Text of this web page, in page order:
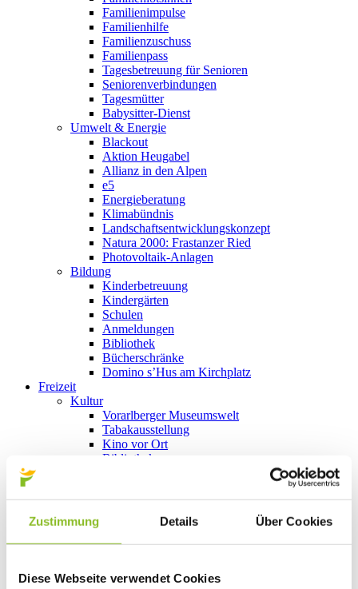
Zustimmung Details Über Cookies
Diese Webseite verwendet Cookies
Familienimpulse
Familienhilfe
Familienzuschuss
Familienpass
Tagesbetreuung für Senioren
Seniorenverbindungen
Tagesmütter
Babysitter-Dienst
Umwelt & Energie
Blackout
Aktion Heugabel
Allianz in den Alpen
e5
Energieberatung
Klimabündnis
Landschaftsentwicklungskonzept
Natura 2000: Frastanzer Ried
Photovoltaik-Anlagen
Bildung
Kinderbetreuung
Kindergärten
Schulen
Anmeldungen
Bibliothek
Bücherschränke
Domino s’Hus am Kirchplatz
Freizeit
Kultur
Vorarlberger Museumswelt
Tabakausstellung
Kino vor Ort
Bibliothek
Sport
Naturbad Untere Au
Schwimmbad Felsenau
Wandern in Frastanz
Spiel- und Sportstätten